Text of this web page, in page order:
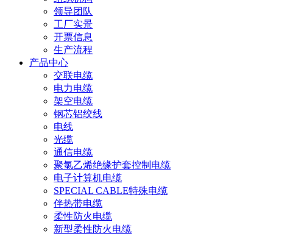
领导团队
工厂实景
开票信息
生产流程
产品中心
交联电缆
电力电缆
架空电缆
钢芯铝绞线
电线
光缆
通信电缆
聚氯乙烯绝缘护套控制电缆
电子计算机电缆
SPECIAL CABLE特殊电缆
伴热带电缆
柔性防火电缆
新型柔性防火电缆